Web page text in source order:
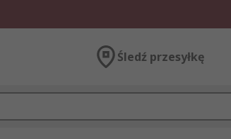
Śledź przesyłkę